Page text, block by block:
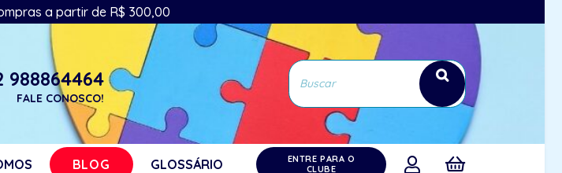
a partir de R$ 300,00
988864464
FALE CONOSCO!
BLOG GLOSSÁRIO
ENTRE PARA O
CLUBE